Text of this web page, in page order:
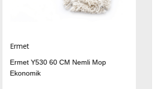
Ermet
Ermet Y530 60 CM Nemli Mop
Ekonomik